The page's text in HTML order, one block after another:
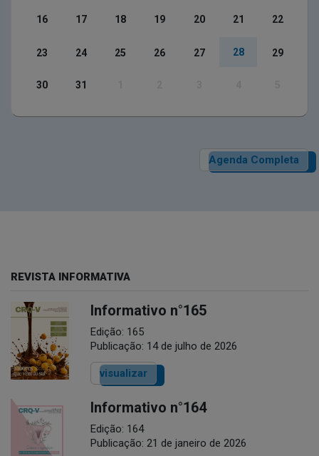
16 17 18 19 20 21 22
23 24 25 26 27 28 29
30 31
Agenda Completa
REVISTA INFORMATIVA
Informativo n°165
Edição: 165
Publicação: 14 de julho de 2026
visualizar
Informativo n°164
Edição: 164
Publicação: 21 de janeiro de 2026